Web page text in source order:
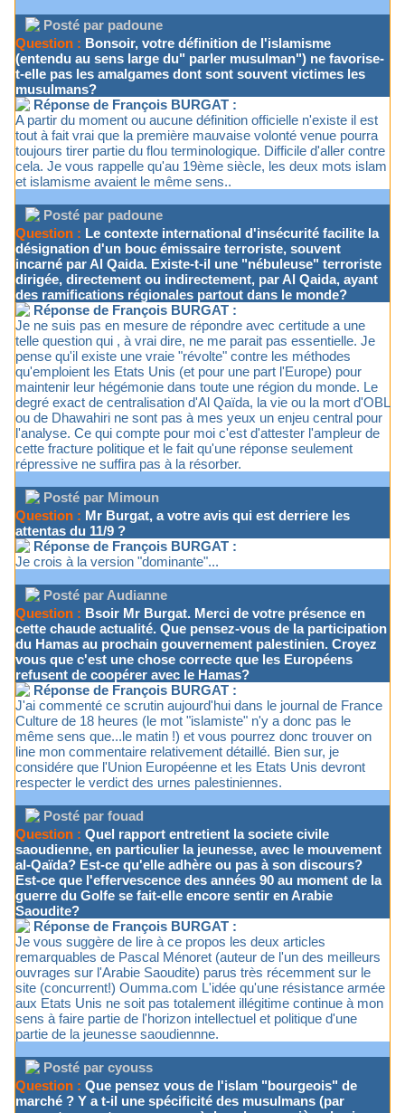
Posté par padoune
Question : Bonsoir, votre définition de l'islamisme
(entendu au sens large du" parler musulman") ne favorise-
t-elle pas les amalgames dont sont souvent victimes les
musulmans?
Réponse de François BURGAT :
A partir du moment ou aucune définition officielle n'existe il est
tout à fait vrai que la première mauvaise volonté venue pourra
toujours tirer partie du flou terminologique. Difficile d'aller contre
cela. Je vous rappelle qu'au 19ème siècle, les deux mots islam
et islamisme avaient le même sens..
Posté par padoune
Question : Le contexte international d'insécurité facilite la
désignation d'un bouc émissaire terroriste, souvent
incarné par Al Qaida. Existe-t-il une "nébuleuse" terroriste
dirigée, directement ou indirectement, par Al Qaida, ayant
des ramifications régionales partout dans le monde?
Réponse de François BURGAT :
Je ne suis pas en mesure de répondre avec certitude a une
telle question qui , à vrai dire, ne me parait pas essentielle. Je
pense qu'il existe une vraie "révolte" contre les méthodes
qu'emploient les Etats Unis (et pour une part l'Europe) pour
maintenir leur hégémonie dans toute une région du monde. Le
degré exact de centralisation d'Al Qaïda, la vie ou la mort d'OBL
ou de Dhawahiri ne sont pas à mes yeux un enjeu central pour
l'analyse. Ce qui compte pour moi c'est d'attester l'ampleur de
cette fracture politique et le fait qu'une réponse seulement
répressive ne suffira pas à la résorber.
Posté par Mimoun
Question : Mr Burgat, a votre avis qui est derriere les
attentas du 11/9 ?
Réponse de François BURGAT :
Je crois à la version "dominante"...
Posté par Audianne
Question : Bsoir Mr Burgat. Merci de votre présence en
cette chaude actualité. Que pensez-vous de la participation
du Hamas au prochain gouvernement palestinien. Croyez
vous que c'est une chose correcte que les Européens
refusent de coopérer avec le Hamas?
Réponse de François BURGAT :
J'ai commenté ce scrutin aujourd'hui dans le journal de France
Culture de 18 heures (le mot "islamiste" n'y a donc pas le
même sens que...le matin !) et vous pourrez donc trouver on
line mon commentaire relativement détaillé. Bien sur, je
considére que l'Union Européenne et les Etats Unis devront
respecter le verdict des urnes palestiniennes.
Posté par fouad
Question : Quel rapport entretient la societe civile
saoudienne, en particulier la jeunesse, avec le mouvement
al-Qaïda? Est-ce qu'elle adhère ou pas à son discours?
Est-ce que l'effervescence des années 90 au moment de la
guerre du Golfe se fait-elle encore sentir en Arabie
Saoudite?
Réponse de François BURGAT :
Je vous suggère de lire à ce propos les deux articles
remarquables de Pascal Ménoret (auteur de l'un des meilleurs
ouvrages sur l'Arabie Saoudite) parus très récemment sur le
site (concurrent!) Oumma.com L'idée qu'une résistance armée
aux Etats Unis ne soit pas totalement illégitime continue à mon
sens à faire partie de l'horizon intellectuel et politique d'une
partie de la jeunesse saoudiennne.
Posté par cyouss
Question : Que pensez vous de l'islam "bourgeois" de
marché ? Y a t-il une spécificité des musulmans (par